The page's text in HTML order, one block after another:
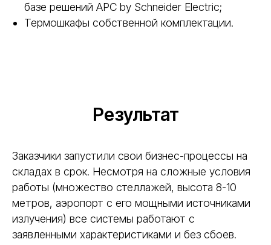
базе решений APC by Schneider Electric;
Термошкафы собственной комплектации.
Результат
Заказчики запустили свои бизнес-процессы на
складах в срок. Несмотря на сложные условия
работы (множество стеллажей, высота 8-10
метров, аэропорт с его мощными источниками
излучения) все системы работают с
заявленными характеристиками и без сбоев.